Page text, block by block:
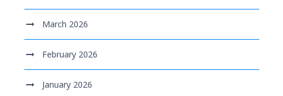
March 2026
February 2026
January 2026